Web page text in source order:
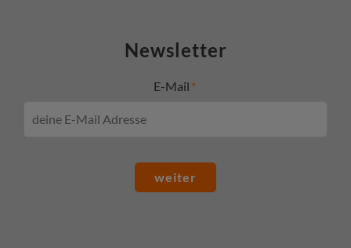
Newsletter
E-Mail
weiter